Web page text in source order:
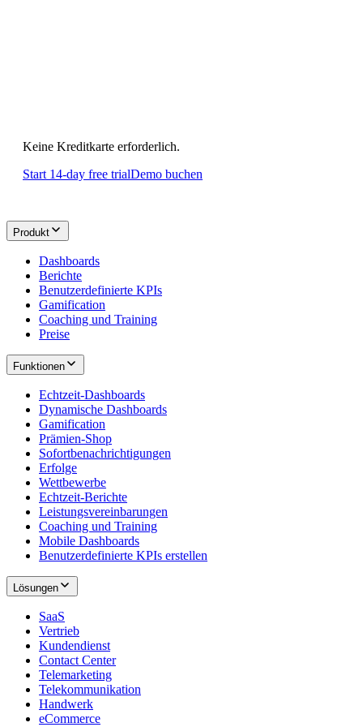
Keine Kreditkarte erforderlich.
Start 14-day free trialDemo buchen
Produkt
Dashboards
Berichte
Benutzerdefinierte KPIs
Gamification
Coaching und Training
Preise
Funktionen
Echtzeit-Dashboards
Dynamische Dashboards
Gamification
Prämien-Shop
Sofortbenachrichtigungen
Erfolge
Wettbewerbe
Echtzeit-Berichte
Leistungsvereinbarungen
Coaching und Training
Mobile Dashboards
Benutzerdefinierte KPIs erstellen
Lösungen
SaaS
Vertrieb
Kundendienst
Contact Center
Telemarketing
Telekommunikation
Handwerk
eCommerce